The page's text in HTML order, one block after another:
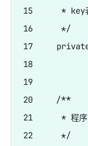
15      * key表
16      */
17     private
18
19
20     /**
21      * 程序初
22      */